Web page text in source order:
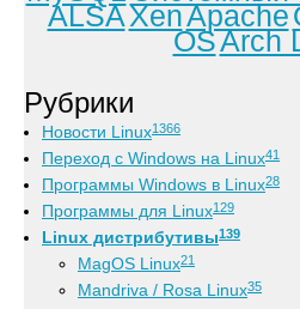
ALSAXenApache
OSArch
Рубрики
Новости Linux1366
Переход с Windows на Linux41
Программы Windows в Linux28
Программы для Linux129
Linux дистрибутивы139
MagOS Linux21
Mandriva / Rosa Linux35